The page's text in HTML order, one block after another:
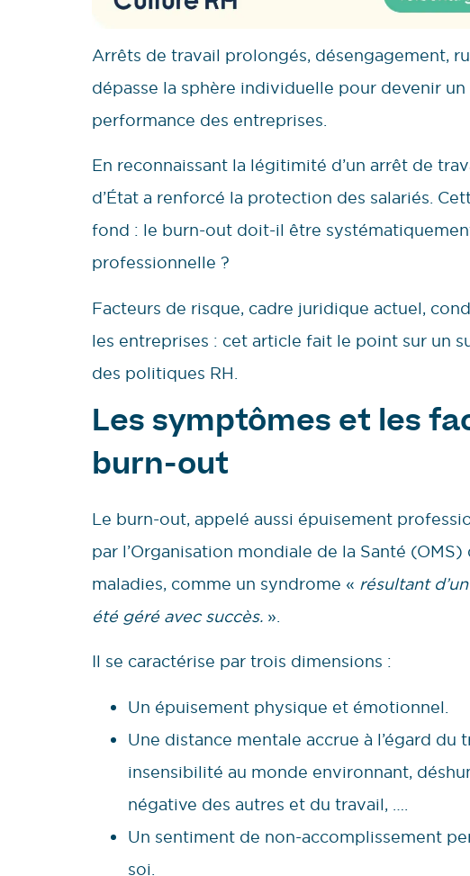
Arrêts de travail prolongés, désengagement,
dépasse la sphère individuelle pour devenir
performance des entreprises.
En reconnaissant la légitimité d’un arrêt de
d’État a renforcé la protection des salariés.
fond : le burn-out doit-il être
professionnelle ?
Facteurs de risque, cadre juridique actuel,
les entreprises : cet article fait le point sur un
des politiques RH.
Les symptômes et les
burn-out
Le burn-out, appelé aussi épuisement
par l’Organisation mondiale de la Santé
maladies, comme un syndrome « résultant
été géré avec succès. ».
Il se caractérise par trois dimensions :
Un épuisement physique et émotionnel.
Une distance mentale accrue à l’égard
insensibilité au monde environnant,
négative des autres et du travail, ….
Un sentiment de non-accomplissement
soi.